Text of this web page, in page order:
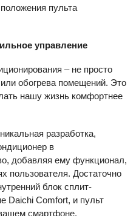
пульта
управление
– не просто
обогрева помещений. Это
нашу жизнь комфортнее
разработка,
в
добавляя ему функционал,
пользователя. Достаточно
блок сплит-
Daichi Comfort, и пульт
смартфоне.